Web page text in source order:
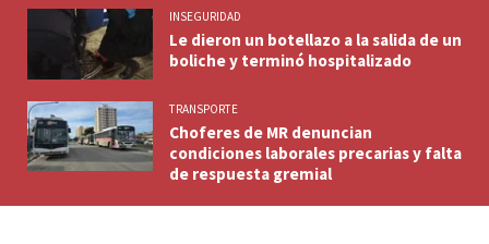
INSEGURIDAD
Le dieron un botellazo a la salida de un
boliche y terminó hospitalizado
TRANSPORTE
Choferes de MR denuncian
condiciones laborales precarias y falta
de respuesta gremial